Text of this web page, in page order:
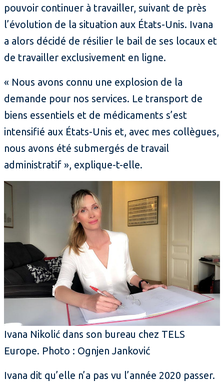
pouvoir continuer à travailler, suivant de près
l’évolution de la situation aux États-Unis. Ivana
a alors décidé de résilier le bail de ses locaux et
de travailler exclusivement en ligne.
« Nous avons connu une explosion de la
demande pour nos services. Le transport de
biens essentiels et de médicaments s’est
intensifié aux États-Unis et, avec mes collègues,
nous avons été submergés de travail
administratif », explique-t-elle.
Ivana Nikolić dans son bureau chez TELS
Europe. Photo : Ognjen Janković
Ivana dit qu’elle n’a pas vu l’année 2020 passer.